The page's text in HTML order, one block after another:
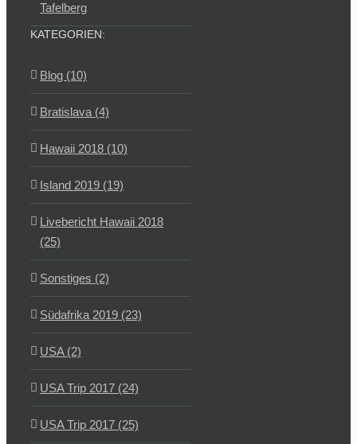
Tafelberg
KATEGORIEN:
Blog (10)
Bratislava (4)
Hawaii 2018 (10)
Island 2019 (19)
Livebericht Hawaii 2018
(25)
Sonstiges (2)
Südafrika 2019 (23)
USA (2)
USA Trip 2017 (24)
USA Trip 2017 (25)